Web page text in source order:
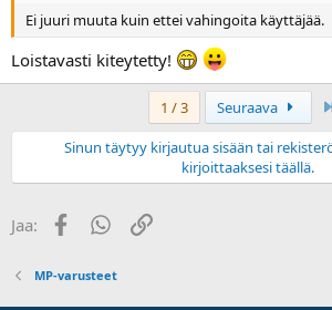
Ei juuri muuta kuin ettei vahingoita käyttäjää.
Loistavasti kiteytetty!
1 / 3 Seuraava
Sinun täytyy kirjautua sisään tai
kirjoittaaksesi täällä.
Jaa: FacebookWhatsApp
Linkki
MP-varusteet